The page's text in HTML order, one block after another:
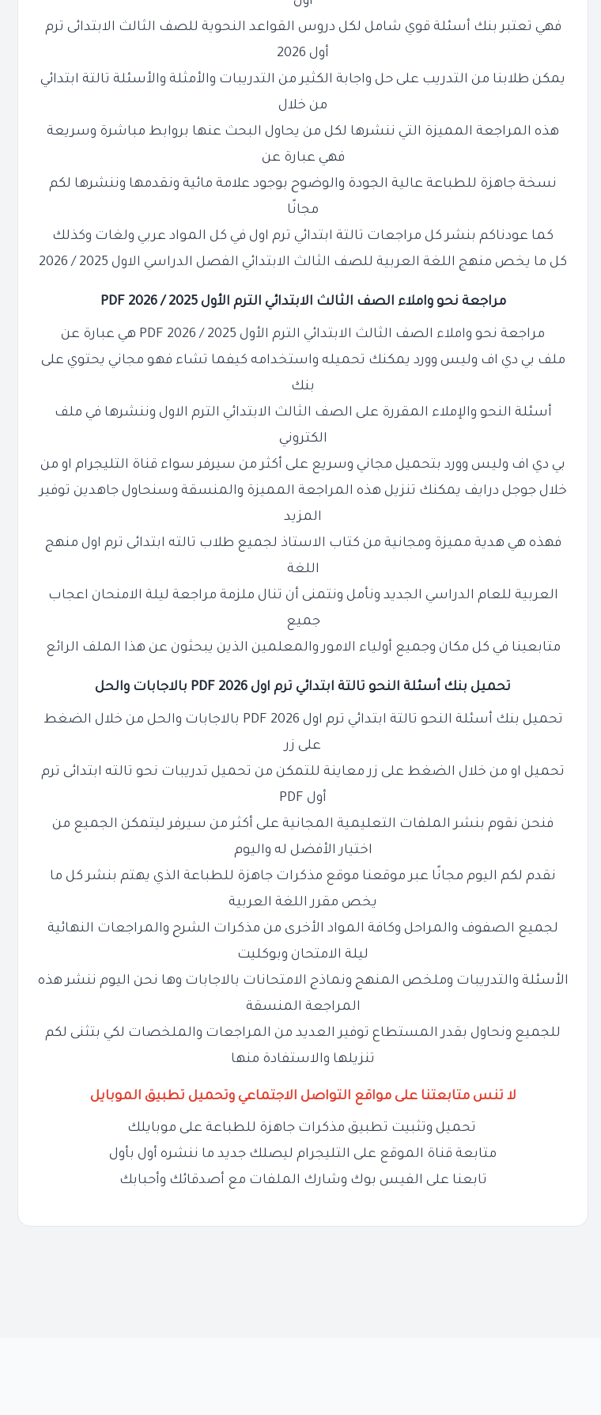
فهي تعتبر بنك أسئلة قوي شامل لكل دروس القواعد النحوية للصف الثالث الابتدائى ترم
أول 2026
يمكن طلابنا من التدريب على حل واجابة الكثير من التدريبات والأمثلة والأسئلة تالتة ابتدائي
من خلال
هذه المراجعة المميزة التي ننشرها لكل من يحاول البحث عنها بروابط مباشرة وسريعة
فهي عبارة عن
نسخة جاهزة للطباعة عالية الجودة والوضوح بوجود علامة مائية ونقدمها وننشرها لكم
مجانًا
كما عودناكم بنشر كل مراجعات تالتة ابتدائي ترم اول في كل المواد عربي ولغات وكذلك
كل ما يخص منهج اللغة العربية للصف الثالث الابتدائي الفصل الدراسي الاول 2025 / 2026
مراجعة نحو واملاء الصف الثالث الابتدائي الترم الأول 2025 / 2026 PDF
مراجعة نحو واملاء الصف الثالث الابتدائي الترم الأول 2025 / 2026 PDF
هي عبارة عن
ملف بي دي اف وليس وورد يمكنك تحميله واستخدامه كيفما تشاء فهو مجاني يحتوي على
بنك
أسئلة النحو والإملاء المقررة على الصف الثالث الابتدائي الترم الاول وننشرها في ملف
الكتروني
بي دي اف وليس وورد بتحميل مجاني وسريع على أكثر من سيرفر سواء قناة التليجرام او من
خلال جوجل درايف يمكنك تنزيل هذه المراجعة المميزة والمنسقة وسنحاول جاهدين توفير
المزيد
فهذه هي هدية مميزة ومجانية من كتاب الاستاذ لجميع طلاب تالته ابتدائى ترم اول منهج
اللغة
العربية للعام الدراسي الجديد ونأمل ونتمنى أن تنال ملزمة مراجعة ليلة الامنحان اعجاب
جميع
متابعينا في كل مكان وجميع أولياء الامور والمعلمين الذين يبحثون عن هذا الملف الرائع
تحميل بنك أسئلة النحو تالتة ابتدائي ترم اول 2026 PDF بالاجابات والحل
تحميل بنك أسئلة النحو تالتة ابتدائي ترم اول 2026 PDF بالاجابات والحل
من خلال الضغط
على زر
تحميل او من خلال الضغط على زر معاينة للتمكن من تحميل تدريبات نحو تالته ابتدائى ترم
أول PDF
فنحن نقوم بنشر الملفات التعليمية المجانية على أكثر من سيرفر ليتمكن الجميع من
اختيار الأفضل له واليوم
نقدم لكم اليوم مجانًا عبر موقعنا موقع مذكرات جاهزة للطباعة الذي يهتم بنشر كل ما
يخص مقرر اللغة العربية
لجميع الصفوف والمراحل وكافة المواد الأخرى من مذكرات الشرح والمراجعات النهائية
ليلة الامتحان وبوكليت
الأسئلة والتدريبات وملخص المنهج ونماذج الامتحانات بالاجابات وها نحن اليوم ننشر هذه
المراجعة المنسقة
للجميع ونحاول بقدر المستطاع توفير العديد من المراجعات والملخصات لكي بتثنى لكم
تنزيلها والاستفادة منها
لا تنس متابعتنا على مواقع التواصل الاجتماعي وتحميل تطبيق الموبايل
تحميل وتثبيت تطبيق مذكرات جاهزة للطباعة على موبايلك
متابعة قناة الموقع على التليجرام ليصلك جديد ما ننشره أول بأول
تابعنا على الفيس بوك وشارك الملفات مع أصدقائك وأحبابك